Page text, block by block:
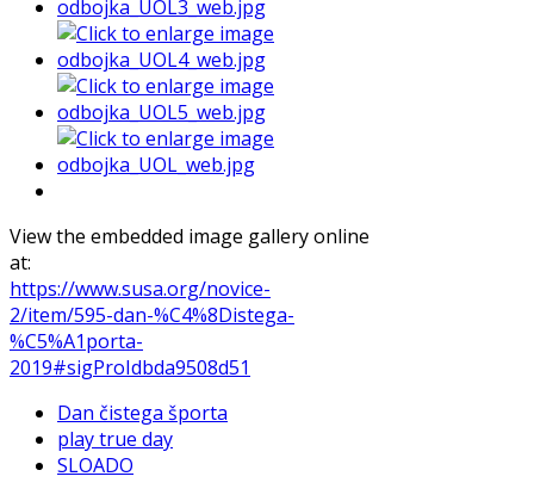
View the embedded image gallery online
at:
https://www.susa.org/novice-
2/item/595-dan-%C4%8Distega-
%C5%A1porta-
2019#sigProIdbda9508d51
Dan čistega športa
play true day
SLOADO